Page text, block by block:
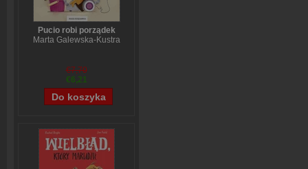
Pucio robi porządek
Marta Galewska-Kustra
€7,70
€6,21